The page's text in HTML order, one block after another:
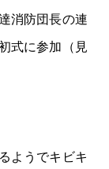
消防団長の連
式に参加（見
ようでキビキ